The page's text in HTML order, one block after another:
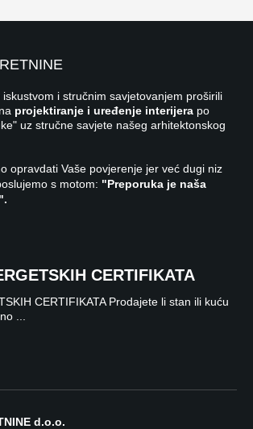
i stručnim savjetovanjem proširili
projektiranje i uređenje interijera po
uz stručne savjete našeg arhitektonskog
opravdati Vaše povjerenje jer već dugi niz
s motom: "Preporuka je naša
CERTIFIKATA
CERTIFIKATA Prodajete li stan ili kuću
...
d.o.o.